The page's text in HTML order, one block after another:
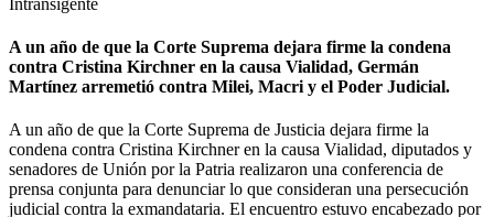
A un año de que la Corte Suprema dejara firme la condena
contra Cristina Kirchner en la causa Vialidad, Germán
Martínez arremetió contra Milei, Macri y el Poder Judicial.
A un año de que la Corte Suprema de Justicia dejara firme la
condena contra Cristina Kirchner en la causa Vialidad, diputados y
senadores de Unión por la Patria realizaron una conferencia de
prensa conjunta para denunciar lo que consideran una persecución
judicial contra la exmandataria. El encuentro estuvo encabezado por